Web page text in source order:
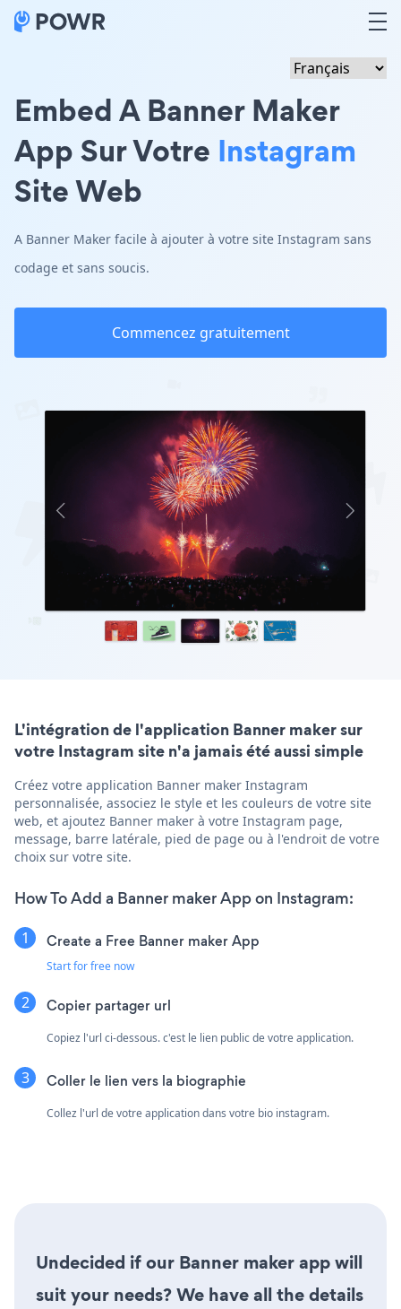
Embed A Banner Maker
App Sur Votre Instagram
Site Web
A Banner Maker facile à ajouter à votre site Instagram sans
codage et sans soucis.
Commencez gratuitement
L'intégration de l'application Banner maker sur
votre Instagram site n'a jamais été aussi simple
Créez votre application Banner maker Instagram
personnalisée, associez le style et les couleurs de votre site
web, et ajoutez Banner maker à votre Instagram page,
message, barre latérale, pied de page ou à l'endroit de votre
choix sur votre site.
How To Add a Banner maker App on Instagram:
Create a Free Banner maker App
Start for free now
Copier partager url
Copiez l'url ci-dessous. c'est le lien public de votre application.
Coller le lien vers la biographie
Collez l'url de votre application dans votre bio instagram.
Undecided if our Banner maker app will
suit your needs? We have all the details